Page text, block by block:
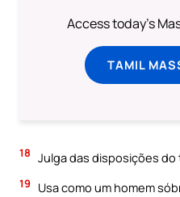
Access today's
TAMIL
18 Julga das disposições
19
Usa como um homem